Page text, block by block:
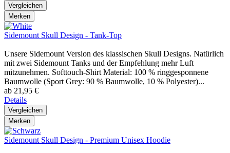
Vergleichen
Merken
Sidemount Skull Design - Tank-Top
Unsere Sidemount Version des klassischen Skull Designs. Natürlich
mit zwei Sidemount Tanks und der Empfehlung mehr Luft
mitzunehmen. Softtouch-Shirt Material: 100 % ringgesponnene
Baumwolle (Sport Grey: 90 % Baumwolle, 10 % Polyester)...
ab 21,95 €
Details
Vergleichen
Merken
Sidemount Skull Design - Premium Unisex Hoodie